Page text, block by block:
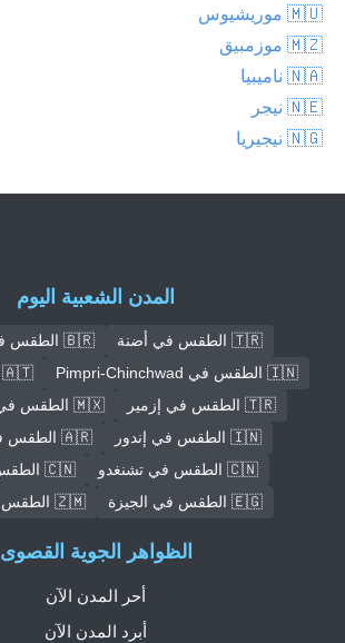
🇲🇺 موريشيوس
🇲🇿 موزمبيق
🇳🇦 ناميبيا
🇳🇪 نيجر
🇳🇬 نيجيريا
المدن الشعبية اليوم
🇹🇷 الطقس في أضنة
🇧🇷 الطقس في ريسيفي
🇮🇳 الطقس في Pimpri-Chinchwad
🇦🇹 الطقس في فيينا
🇹🇷 الطقس في إزمير
🇲🇽 الطقس في Iztapalapa
🇮🇳 الطقس في إندور
🇦🇷 الطقس في كوردوبا
🇨🇳 الطقس في تشنغدو
🇨🇳 الطقس في Jilin
🇪🇬 الطقس في الجيزة
🇿🇲 الطقس في لوساكا
الظواهر الجوية القصوى
أحر المدن الآن
أبرد المدن الآن